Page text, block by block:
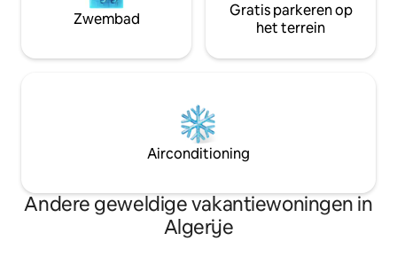
Zwembad
Gratis parkeren op
het terrein
Airconditioning
Andere geweldige vakantiewoningen in
Algerije